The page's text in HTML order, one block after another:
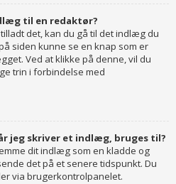
til en redaktør?
det, kan du gå til det indlæg du
siden kunne se en knap som er
Ved at klikke på denne, vil du
trin i forbindelse med
jeg skriver et indlæg, bruges til?
dit indlæg som en kladde og
det på et senere tidspunkt. Du
via brugerkontrolpanelet.